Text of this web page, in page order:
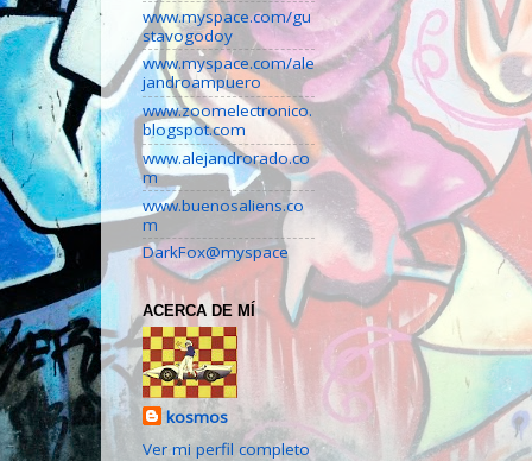
www.myspace.com/gu
stavogodoy
www.myspace.com/ale
jandroampuero
www.zoomelectronico.
blogspot.com
www.alejandrorado.co
m
www.buenosaliens.co
m
DarkFox@myspace
ACERCA DE MÍ
kosmos
Ver mi perfil completo